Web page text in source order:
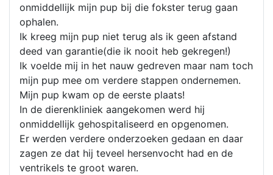
onmiddellijk mijn pup bij die fokster terug gaan
ophalen.
Ik kreeg mijn pup niet terug als ik geen afstand
deed van garantie(die ik nooit heb gekregen!)
Ik voelde mij in het nauw gedreven maar nam toch
mijn pup mee om verdere stappen ondernemen.
Mijn pup kwam op de eerste plaats!
In de dierenkliniek aangekomen werd hij
onmiddellijk gehospitaliseerd en opgenomen.
Er werden verdere onderzoeken gedaan en daar
zagen ze dat hij teveel hersenvocht had en de
ventrikels te groot waren.